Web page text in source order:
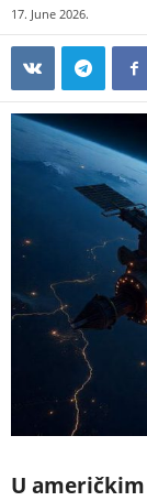
17. June 2026.
U